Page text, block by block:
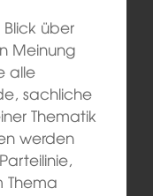
über
Meinung
alle
sachliche
Thematik
werden
Thema